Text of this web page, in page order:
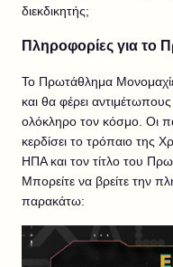
διεκδικητής;
Πληροφορίες για το
Το Πρωτάθλημα
και θα φέρει
ολόκληρο τον κόσμο. Οι
κερδίσει το τρόπαιο της
ΗΠΑ και τον τίτλο του
Μπορείτε να βρείτε την
παρακάτω: